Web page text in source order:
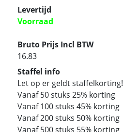
Levertijd
Voorraad
Bruto Prijs Incl BTW
16.83
Staffel info
Let op er geldt staffelkorting!
Vanaf 50 stuks 25% korting
Vanaf 100 stuks 45% korting
Vanaf 200 stuks 50% korting
Vanaf 500 stuks 55% korting